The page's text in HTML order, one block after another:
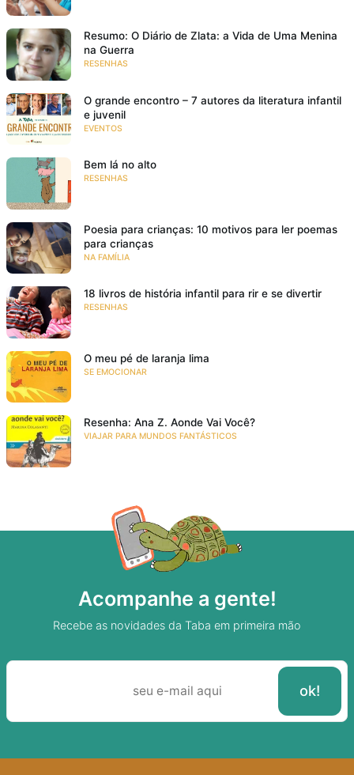
Resumo: O Diário de Zlata: a Vida de Uma Menina
na Guerra
RESENHAS
O grande encontro – 7 autores da literatura infantil
e juvenil
EVENTOS
Bem lá no alto
RESENHAS
Poesia para crianças: 10 motivos para ler poemas
para crianças
NA FAMÍLIA
18 livros de história infantil para rir e se divertir
RESENHAS
O meu pé de laranja lima
SE EMOCIONAR
Resenha: Ana Z. Aonde Vai Você?
VIAJAR PARA MUNDOS FANTÁSTICOS
Acompanhe a gente!
Recebe as novidades da Taba em primeira mão